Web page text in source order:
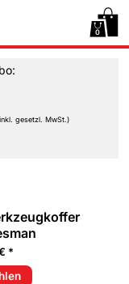
0
gesetzl. MwSt.)
*